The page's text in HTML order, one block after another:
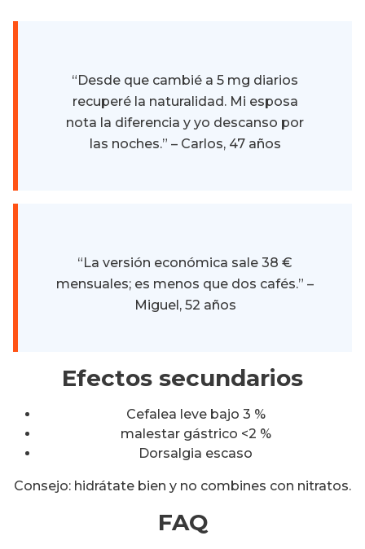
“Desde que cambié a 5 mg diarios
recuperé la naturalidad. Mi esposa
nota la diferencia y yo descanso por
las noches.” – Carlos, 47 años
“La versión económica sale 38 €
mensuales; es menos que dos cafés.” –
Miguel, 52 años
Efectos secundarios
Cefalea leve bajo 3 %
malestar gástrico <2 %
Dorsalgia escaso
Consejo: hidrátate bien y no combines con nitratos.
FAQ